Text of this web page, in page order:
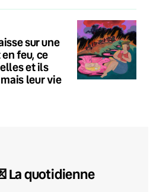
sur une
feu, ce
et ils
leur vie
La quotidienne